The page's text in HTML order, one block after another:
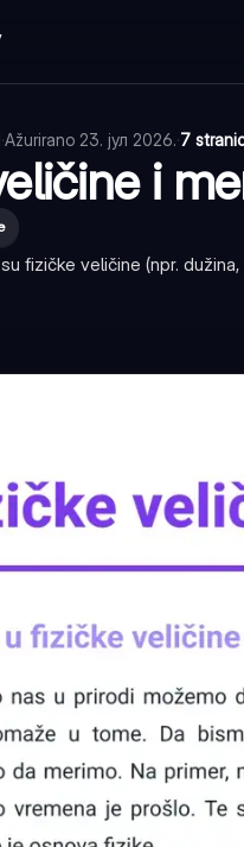
·Ažurirano 23. јул 2026.·7
i
fizičke veličine (npr.